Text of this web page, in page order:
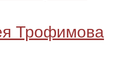
Трофимова